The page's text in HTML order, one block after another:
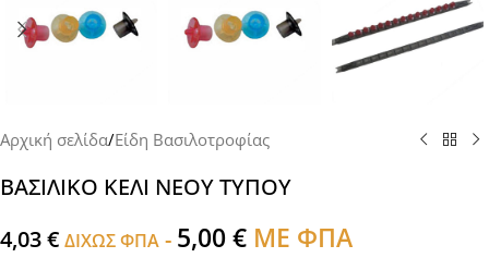
Αρχική σελίδα/Είδη Βασιλοτροφίας
ΒΑΣΙΛΙΚΟ ΚΕΛΙ ΝΕΟΥ ΤΥΠΟΥ
4,03€ ΔΙΧΩΣ ΦΠΑ - 5,00€ ΜΕ ΦΠΑ